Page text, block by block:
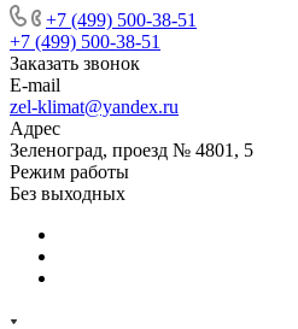
+7 (499) 500-38-51
+7 (499) 500-38-51
Заказать звонок
E-mail
zel-klimat@yandex.ru
Адрес
Зеленоград, проезд № 4801, 5
Режим работы
Без выходных